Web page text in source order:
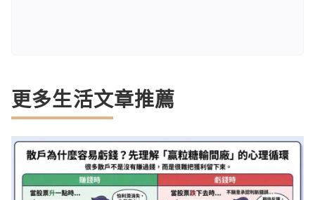
更多生活文章推薦